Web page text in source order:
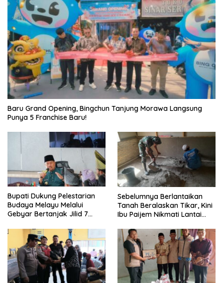
‎Baru Grand Opening, Bingchun Tanjung Morawa Langsung
Punya 5 Franchise Baru!
Bupati Dukung Pelestarian
Budaya Melayu Melalui
Gebyar Bertanjak Jilid 7
Sebelumnya Berlantaikan
Tanah Beralaskan Tikar, Kini
Ibu Paijem Nikmati Lantai
Satgas TMMD Ke-129 Kodim
0208/Asahan